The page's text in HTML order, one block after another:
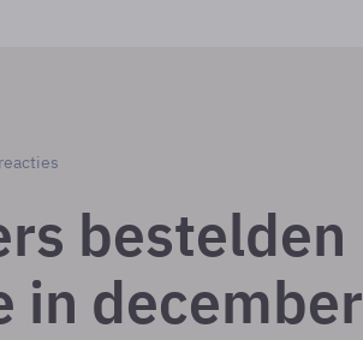
bestelden
in december